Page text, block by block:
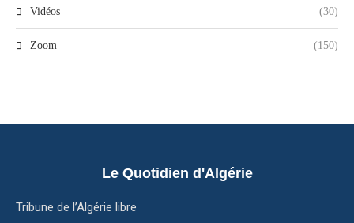
Vidéos (30)
Zoom (150)
Le Quotidien d'Algérie
Tribune de l’Algérie libre